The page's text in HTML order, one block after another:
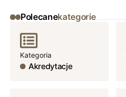
Polecanekategorie
Kategoria
Akredytacje